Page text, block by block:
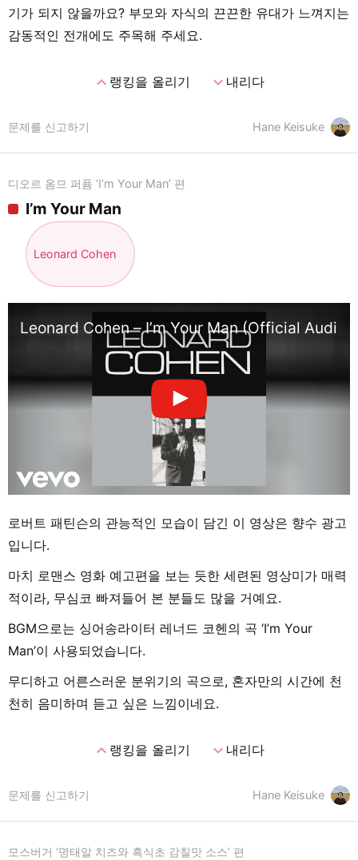
기가 되지 않을까요? 부모와 자식의 끈끈한 유대가 느껴지는
감동적인 전개에도 주목해 주세요.
expand_less랭킹을 올리기 expand_more내리다
Hane Keisuke
문제를 신고하기
디오르 옴므 퍼퓸 ‘I’m Your Man’ 편
I’m Your Man
Leonard Cohen
Leonard Cohen – I’m Your Man (Official Audio)
로버트 패틴슨의 관능적인 모습이 담긴 이 영상은 향수 광고
입니다.
마치 로맨스 영화 예고편을 보는 듯한 세련된 영상미가 매력
적이라, 무심코 빠져들어 본 분들도 많을 거예요.
BGM으로는 싱어송라이터 레너드 코헨의 곡 ‘I’m Your
Man’이 사용되었습니다.
무디하고 어른스러운 분위기의 곡으로, 혼자만의 시간에 천
천히 음미하며 듣고 싶은 느낌이네요.
expand_less랭킹을 올리기 expand_more내리다
Hane Keisuke
문제를 신고하기
모스버거 ‘명태알 치즈와 흑식초 감칠맛 소스’ 편